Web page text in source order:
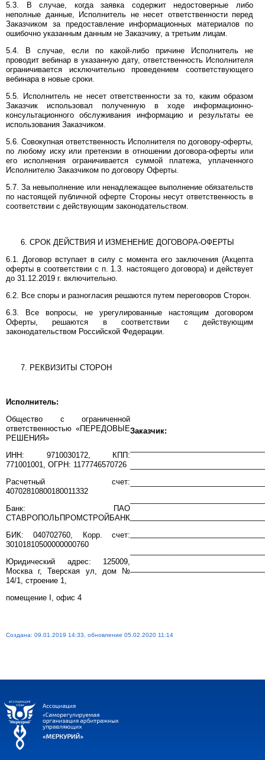
5.3. В случае, когда заявка содержит недостоверные либо
неполные данные, Исполнитель не несет ответственности перед
Заказчиком за предоставление информационных материалов по
ошибочно указанным данным не Заказчику, а третьим лицам.
5.4. В случае, если по какой-либо причине Исполнитель не
проводит вебинар в указанную дату, ответственность Исполнителя
ограничивается исключительно проведением соответствующего
вебинара в новые сроки.
5.5. Исполнитель не несет ответственности за то, каким образом
Заказчик использовал полученную в ходе информационно-
консультационного обслуживания информацию и результаты ее
использования Заказчиком.
5.6. Совокупная ответственность Исполнителя по договору-оферты,
по любому иску или претензии в отношении договора-оферты или
его исполнения ограничивается суммой платежа, уплаченного
Исполнителю Заказчиком по договору Оферты.
5.7. За невыполнение или ненадлежащее выполнение обязательств
по настоящей публичной оферте Стороны несут ответственность в
соответствии с действующим законодательством.
СРОК ДЕЙСТВИЯ И ИЗМЕНЕНИЕ ДОГОВОРА-ОФЕРТЫ
6.1. Договор вступает в силу с момента его заключения (Акцепта
оферты в соответствии с п. 1.3. настоящего договора) и действует
до 31.12.2019 г. включительно.
6.2. Все споры и разногласия решаются путем переговоров Сторон.
6.3. Все вопросы, не урегулированные настоящим договором
Оферты, решаются в соответствии с действующим
законодательством Российской Федерации.
РЕКВИЗИТЫ СТОРОН
Исполнитель:
Общество с ограниченной
ответственностью «ПЕРЕДОВЫЕ
РЕШЕНИЯ»
ИНН: 9710030172, КПП:
771001001, ОГРН: 1177746570726
Расчетный счет:
40702810800180011332
Банк: ПАО
СТАВРОПОЛЬПРОМСТРОЙБАНК
БИК: 040702760, Корр. счет:
30101810500000000760
Юридический адрес: 125009,
Москва г, Тверская ул, дом №
14/1, строение 1,
помещение I, офис 4
Заказчик:
Создана: 09.01.2019 14:33, обновление 05.02.2020 11:14